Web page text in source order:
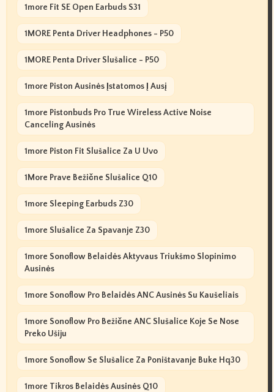
1more Fit SE Open Earbuds S31
1MORE Penta Driver Headphones - P50
1MORE Penta Driver Slušalice - P50
1more Piston Ausinės Įstatomos Į Ausį
1more Pistonbuds Pro True Wireless Active Noise
Canceling Ausinės
1more Piston Fit Slušalice Za U Uvo
1More Prave Bežične Slušalice Q10
1more Sleeping Earbuds Z30
1more Slušalice Za Spavanje Z30
1more Sonoflow Belaidės Aktyvaus Triukšmo Slopinimo
Ausinės
1more Sonoflow Pro Belaidės ANC Ausinės Su Kaušeliais
1more Sonoflow Pro Bežične ANC Slušalice Koje Se Nose
Preko Ušiju
1more Sonoflow Se Slušalice Za Poništavanje Buke Hq30
1more Tikros Belaidės Ausinės Q10